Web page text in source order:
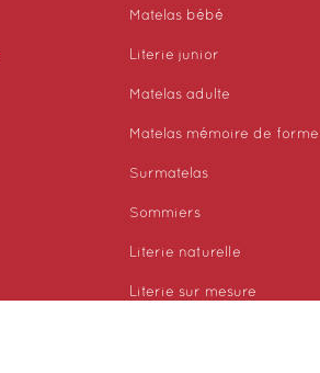
Matelas bébé
Literie junior
Matelas adulte
Matelas mémoire de forme
Surmatelas
Sommiers
Literie naturelle
Literie sur mesure